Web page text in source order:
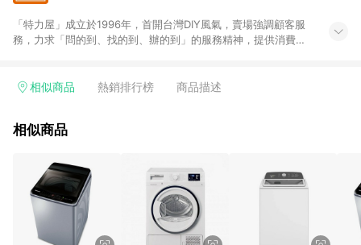
「特力屋」成立於1996年，首開台灣DIY風氣，賣場強調顧客服
務，力求「問的到、找的到、辦的到」的服務精神，提供消費者
客找到居家修繕、佈置或裝潢時所需；另外，在各家分店內規劃
等各方面進行整合，提升服務質感，期望每一位來店顧客，能輕
結帳流程(Easy to buy)、每次到「特力屋」購物都能得到新的啟
發與靈感(Exciting experience)，同時持續提供消費者居家修繕
最佳解決方案，以創造優質居家環境為首要目標，成為消費者打
造幸福家園時的優先選擇。
相似商品 熱銷排行榜 商品描述
相似商品